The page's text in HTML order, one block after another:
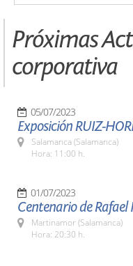
Próximas
corporativa
05/07/2023
Exposición RUIZ-
Salamanca (Salamanca)
Hora: 11:00 h.
01/07/2023
Centenario de Rafael
Martinamor (Salamanca)
Hora: 20:30 h.